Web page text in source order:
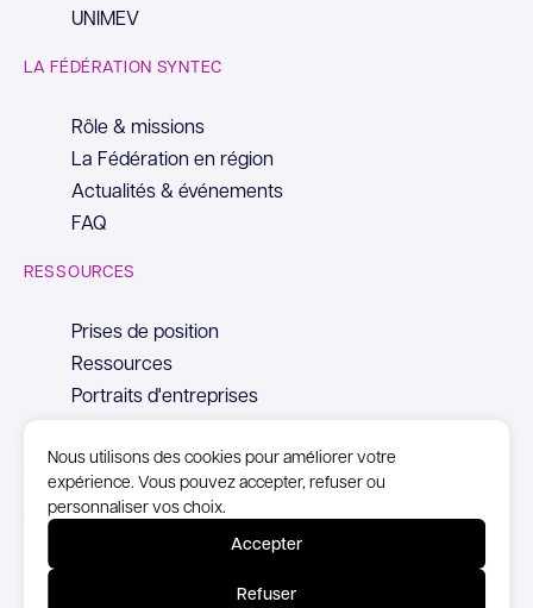
Nous utilisons des cookies pour améliorer votre
expérience. Vous pouvez accepter, refuser ou
personnaliser vos choix.
Accepter
Refuser
UNIMEV
LA FÉDÉRATION SYNTEC
Rôle & missions
La Fédération en région
Actualités & événements
FAQ
RESSOURCES
Prises de position
Ressources
Portraits d'entreprises
© Copyright Syntec, 2026
Politique de confidentialité